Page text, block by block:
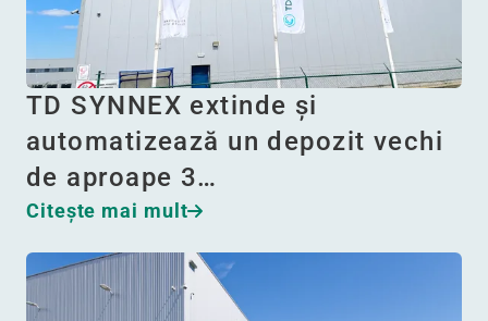
TD SYNNEX extinde și
automatizează un depozit vechi
de aproape 3…
Citeşte mai mult